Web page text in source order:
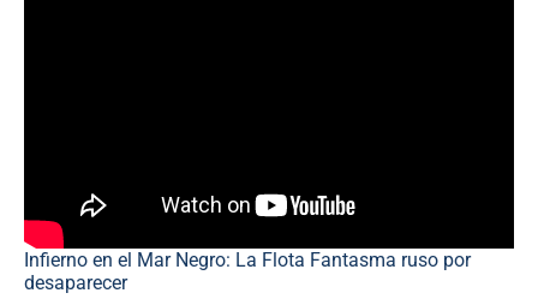
Infierno en el Mar Negro: La Flota Fantasma ruso por
desaparecer